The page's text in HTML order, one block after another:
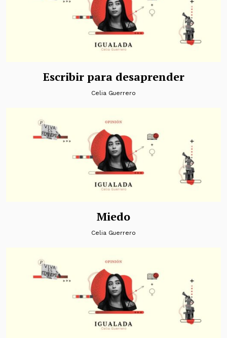
Escribir para desaprender
Celia Guerrero
Miedo
Celia Guerrero